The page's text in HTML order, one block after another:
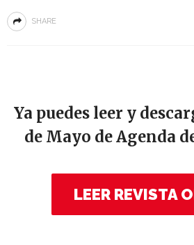
SHARE
Ya puedes leer y
de Mayo de Agenda
LEER REVISTA